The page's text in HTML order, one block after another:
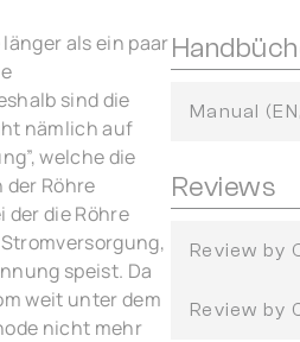
als ein paar
sind die
nämlich auf
welche die
Röhre
der die Röhre
speist. Da
weit unter dem
nicht mehr
Manual
Reviews
Review by
Review by